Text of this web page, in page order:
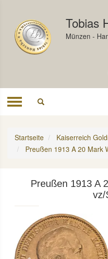
Tobias
Münzen -
Toggle
Startseite
Kaiserreich
Preußen 1913 A 20 Mark
Preußen 1913 A
vz/